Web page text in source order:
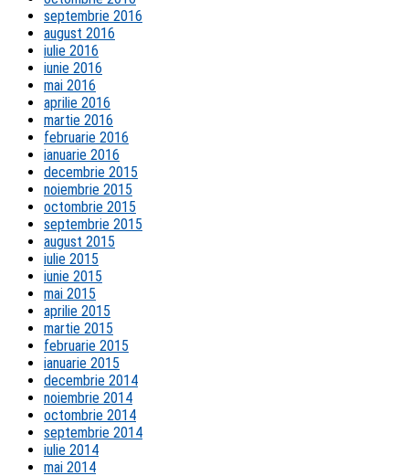
septembrie 2016
august 2016
iulie 2016
iunie 2016
mai 2016
aprilie 2016
martie 2016
februarie 2016
ianuarie 2016
decembrie 2015
noiembrie 2015
octombrie 2015
septembrie 2015
august 2015
iulie 2015
iunie 2015
mai 2015
aprilie 2015
martie 2015
februarie 2015
ianuarie 2015
decembrie 2014
noiembrie 2014
octombrie 2014
septembrie 2014
iulie 2014
mai 2014